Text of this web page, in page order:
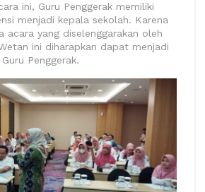
ini, Guru Penggerak memiliki
menjadi kepala sekolah. Karena
acara yang diselenggarakan oleh
ini diharapkan dapat menjadi
Penggerak.